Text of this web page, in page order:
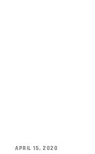
APRIL 15, 2020